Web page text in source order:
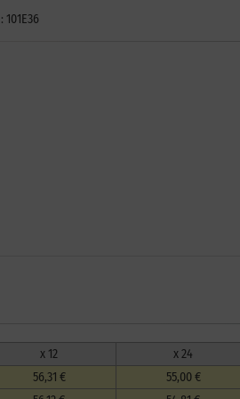
101E36
x 12 x 24
56,31 € 55,00 €